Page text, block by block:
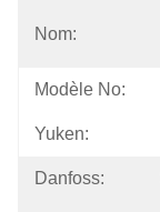
Nom:
Modèle No:
Yuken:
Danfoss: